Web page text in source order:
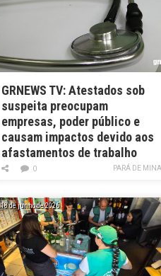
GRNEWS TV: Atestados sob
suspeita preocupam
empresas, poder público e
causam impactos devido aos
afastamentos de trabalho
PARÁ DE
0
18 de junho de 2026